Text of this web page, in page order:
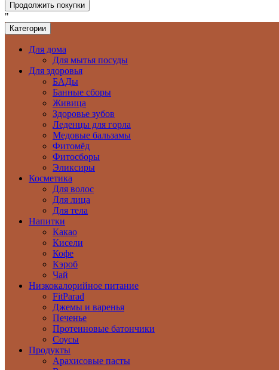
Продолжить покупки
"
Категории
Для дома
Для мытья посуды
Для здоровья
БАДы
Банные сборы
Живица
Здоровье зубов
Леденцы для горла
Медовые бальзамы
Фитомёд
Фитосборы
Эликсиры
Косметика
Для волос
Для лица
Для тела
Напитки
Какао
Кисели
Кофе
Кэроб
Чай
Низкокалорийное питание
FitParad
Джемы и варенья
Печенье
Протеиновые батончики
Соусы
Продукты
Арахисовые пасты